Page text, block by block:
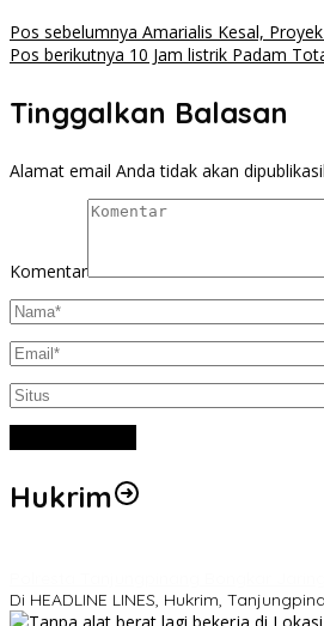
Pos sebelumnya Amarialis Kesal,
Pos berikutnya 10 Jam listrik Padam
Tinggalkan Balasan
Alamat email Anda tidak akan
Komentar
Hukrim
Di HEADLINE LINES, Hukrim,